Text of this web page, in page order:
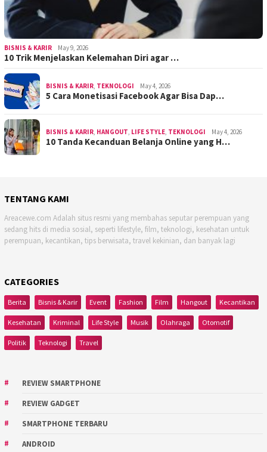
BISNIS & KARIR May 9, 2026
10 Trik Menjelaskan Kelemahan Diri agar …
BISNIS & KARIR TEKNOLOGI May 4, 2026
5 Cara Monetisasi Facebook Agar Bisa Dap…
BISNIS & KARIR HANGOUT LIFE STYLE TEKNOLOGI May 4, 2026
10 Tanda Kecanduan Belanja Online yang H…
TENTANG KAMI
Areacewe.com Adalah situs resmi yang membahas seputar perempuan yang
sedang hits di media sosial, seperti lifestyle, film, teknologi, kesehatan untuk
perempuan, kecantikan, tips berwisata, travel kekinian, dan banyak lagi
CATEGORIES
Berita Bisnis & Karir Event Fashion Film Hangout Kecantikan
Kesehatan Kriminal Life Style Musik Olahraga Otomotif
Politik Teknologi Travel
REVIEW SMARTPHONE
REVIEW GADGET
SMARTPHONE TERBARU
ANDROID